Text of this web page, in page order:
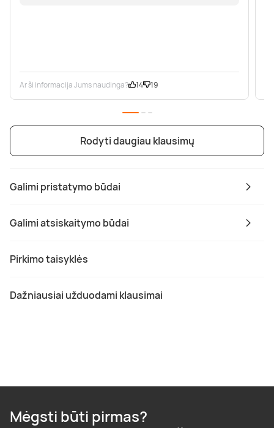
Galimi pristatymo būdai
Galimi atsiskaitymo būdai
Pirkimo taisyklės
Dažniausiai užduodami klausimai
Ar ši informacija Jums naudinga? 14 19
Rodyti daugiau klausimų
Mėgsti būti pirmas?